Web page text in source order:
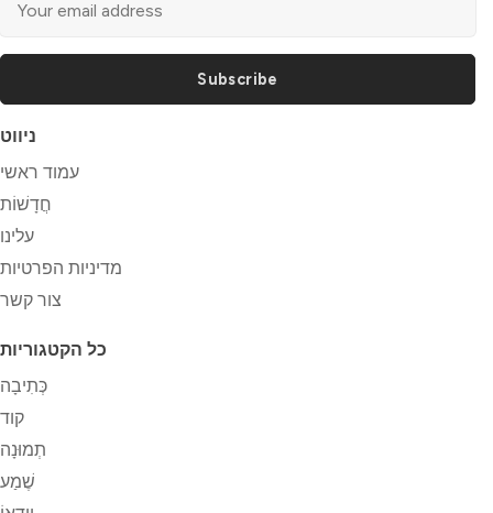
Subscribe
ניווט
עמוד ראשי
חֲדָשׁוֹת
עלינו
מדיניות הפרטיות
צור קשר
כל הקטגוריות
כְּתִיבָה
קוד
תְמוּנָה
שֶׁמַע